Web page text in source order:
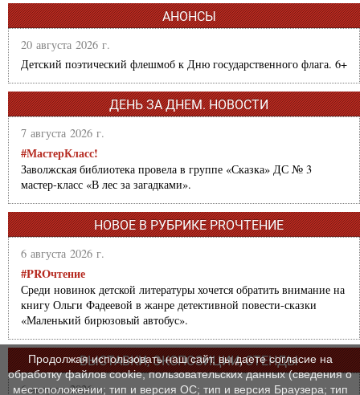
АНОНСЫ
20 августа 2026 г.
Детский поэтический флешмоб к Дню государственного флага. 6+
ДЕНЬ ЗА ДНЕМ. НОВОСТИ
7 августа 2026 г.
#МастерКласс!
Заволжская библиотека провела в группе «Сказка» ДС № 3
мастер-класс «В лес за загадками».
НОВОЕ В РУБРИКЕ PROЧТЕНИЕ
6 августа 2026 г.
#PROчтение
Среди новинок детской литературы хочется обратить внимание на
книгу Ольги Фадеевой в жанре детективной повести-сказки
«Маленький бирюзовый автобус».
ВЫСТАВКИ, ЭКСПОЗИЦИИ, СТЕНДЫ
6 августа 2026 г.
Продолжая использовать наш сайт, вы даете согласие на
обработку файлов cookie, пользовательских данных (сведения о
местоположении; тип и версия ОС; тип и версия Браузера; тип